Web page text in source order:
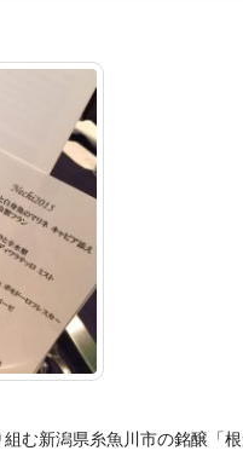
む新潟県糸魚川市の銘醸「